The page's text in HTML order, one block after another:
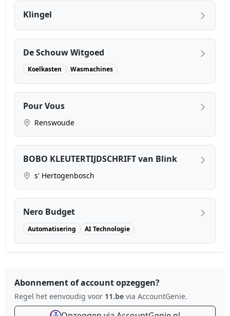
Klingel
De Schouw Witgoed
Koelkasten Wasmachines
Pour Vous
Renswoude
BOBO KLEUTERTIJDSCHRIFT van Blink
s' Hertogenbosch
Nero Budget
Automatisering AI Technologie
Abonnement of account opzeggen?
Regel het eenvoudig voor 11.be via AccountGenie.